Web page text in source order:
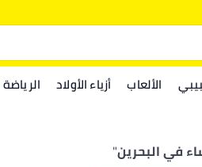
الألعاب أزياء الأولاد الرياضة
في البحرين"